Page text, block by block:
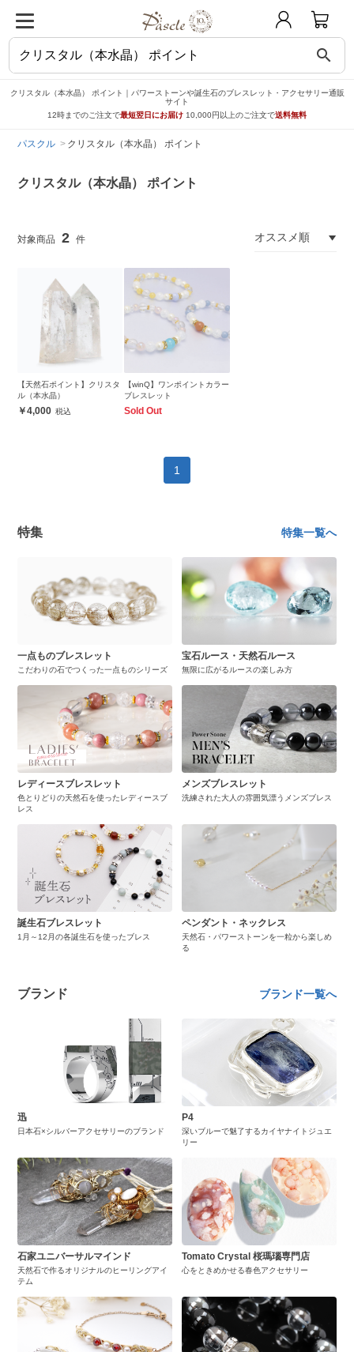
search
クリスタル（本水晶） ポイント｜パワーストーンや誕生石のブレスレット・アクセサリー通販
サイト
12時までのご注文で最短翌日にお届け 10,000円以上のご注文で送料無料
パスクル クリスタル（本水晶） ポイント
クリスタル（本水晶） ポイント
2
【天然石ポイント】クリスタ
ル（本水晶）
4,000
【winQ】ワンポイントカラー
ブレスレット
Sold Out
1
特集 特集一覧へ
一点ものブレスレット
こだわりの石でつくった一点ものシリーズ
宝石ルース・天然石ルース
無限に広がるルースの楽しみ方
レディースブレスレット
色とりどりの天然石を使ったレディースブ
レス
メンズブレスレット
洗練された大人の雰囲気漂うメンズブレス
誕生石ブレスレット
1月～12月の各誕生石を使ったブレス
ペンダント・ネックレス
天然石・パワーストーンを一粒から楽しめ
る
ブランド ブランド一覧へ
迅
日本石×シルバーアクセサリーのブランド
P4
深いブルーで魅了するカイヤナイトジュエ
リー
石家ユニバーサルマインド
天然石で作るオリジナルのヒーリングアイ
テム
Tomato Crystal 桜瑪瑙専門店
心をときめかせる春色アクセサリー